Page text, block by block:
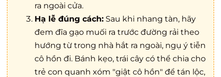
ra ngoài cửa.
Hạ lễ đúng cách: Sau khi nhang tàn, hãy
đem đĩa gạo muối ra trước đường rải theo
hướng từ trong nhà hắt ra ngoài, ngụ ý tiễn
cô hồn đi. Bánh kẹo, trái cây có thể chia cho
trẻ con quanh xóm "giật cô hồn" để tán lộc,